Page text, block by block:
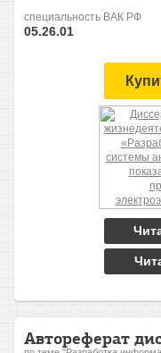
специальность ВАК РФ
05.26.01
Автореферат